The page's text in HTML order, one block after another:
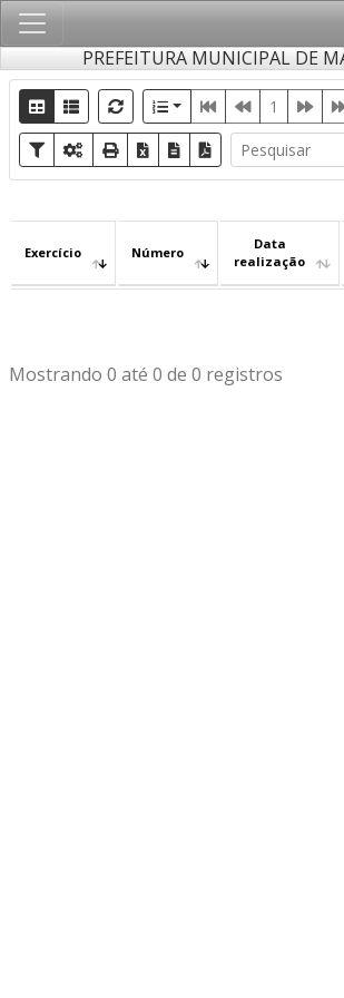
PREFEITURA MUNICIPAL DE
1
Exercício Número
Data
realização
Mostrando 0 até 0 de 0 registros